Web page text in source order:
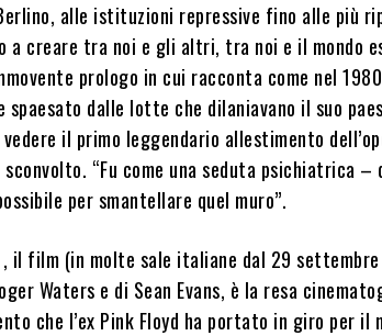
alle istituzioni repressive fino alle più
a creare tra noi e gli altri, tra noi e il mondo
prologo in cui racconta come nel
dalle lotte che dilaniavano il suo
vedere il primo leggendario allestimento
sconvolto. “Fu come una seduta psichiatrica
per smantellare quel muro”.
, il film (in molte sale italiane dal 29
Waters e di Sean Evans, è la resa
che l’ex Pink Floyd ha portato in giro per il